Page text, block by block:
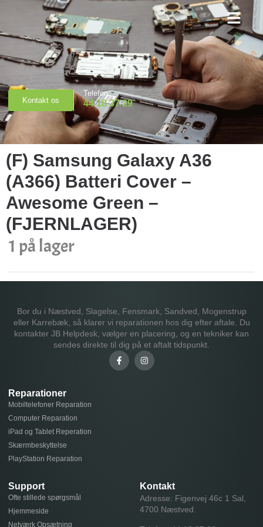
Kontakt os
Telefon
44 18 37 29
(F) Samsung Galaxy A36
(A366) Batteri Cover –
Awesome Green –
(FJERNLAGER)
1 på lager
Bor du i Næstved, Slagelse, Fensmark, Sandved, Mogenstrup
eller Karrebæk, så klarer vi reparationen hos dig efter aftale. Du
kontakter JB Helpdesk, vælger en placering, og en tekniker kan
sendes direkte til dig på et aftalt tidspunkt.
Reparationer
Mobiltelefoner Reparation
Computer Reparation
iPad og Tablet Reperation
Skærmbeskyttelse
PlayStation Reparation
Support
Ofte stillede spørgsmål
Hjemmeside
Netværk Opsætning
Kontakt
Adresse: Figenvej 46c 1 Sal,
4700 Næstved.